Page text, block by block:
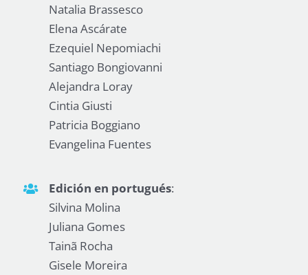
Natalia Brassesco
Elena Ascárate
Ezequiel Nepomiachi
Santiago Bongiovanni
Alejandra Loray
Cintia Giusti
Patricia Boggiano
Evangelina Fuentes
Edición en portugués:
Silvina Molina
Juliana Gomes
Tainã Rocha
Gisele Moreira